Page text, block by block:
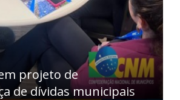
da Fome, aponta ONU;
dos Municípios